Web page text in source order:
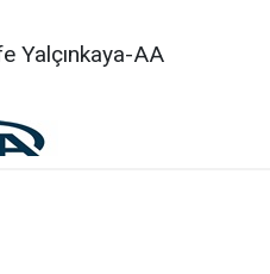
Yalçınkaya-AA